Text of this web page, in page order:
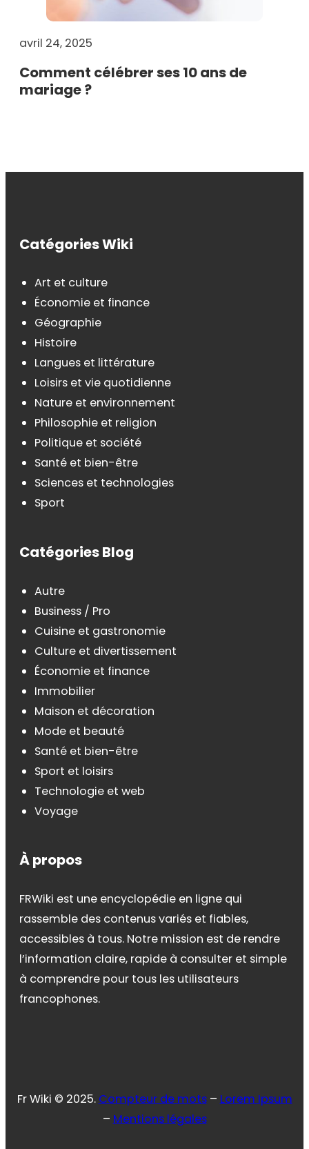
avril 24, 2025
Comment célébrer ses 10 ans de
mariage ?
Catégories Wiki
Art et culture
Économie et finance
Géographie
Histoire
Langues et littérature
Loisirs et vie quotidienne
Nature et environnement
Philosophie et religion
Politique et société
Santé et bien-être
Sciences et technologies
Sport
Catégories Blog
Autre
Business / Pro
Cuisine et gastronomie
Culture et divertissement
Économie et finance
Immobilier
Maison et décoration
Mode et beauté
Santé et bien-être
Sport et loisirs
Technologie et web
Voyage
À propos
FRWiki est une encyclopédie en ligne qui
rassemble des contenus variés et fiables,
accessibles à tous. Notre mission est de rendre
l’information claire, rapide à consulter et simple
à comprendre pour tous les utilisateurs
francophones.
Fr Wiki © 2025. Compteur de mots– Lorem Ipsum
– Mentions légales